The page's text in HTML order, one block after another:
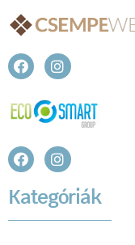
Kategóriák